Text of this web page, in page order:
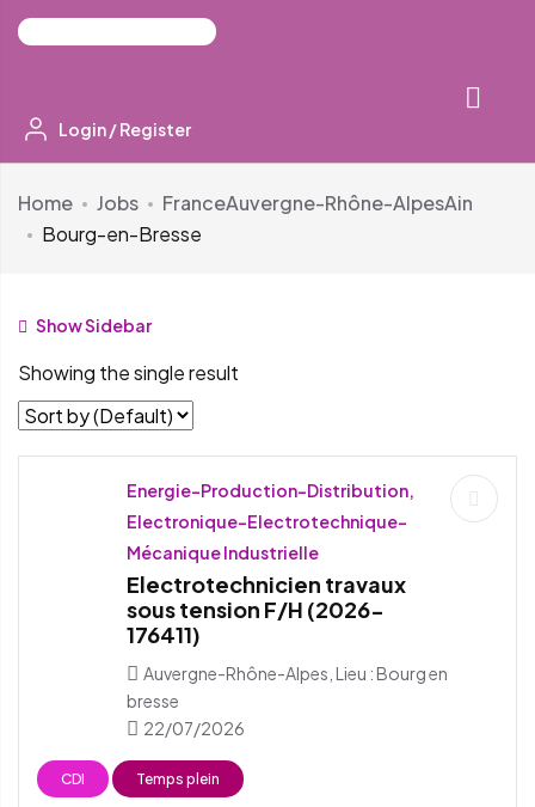
Login /Register
Home Jobs FranceAuvergne-Rhône-AlpesAin
Bourg-en-Bresse
Show Sidebar
Showing the single result
Energie-Production-Distribution,
Electronique-Electrotechnique-
Mécanique Industrielle
Electrotechnicien travaux
sous tension F/H (2026-
176411)
Auvergne-Rhône-Alpes, Lieu : Bourg en
bresse
22/07/2026
CDI Temps plein